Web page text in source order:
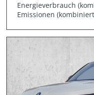
Energieverbrauch
Emissionen